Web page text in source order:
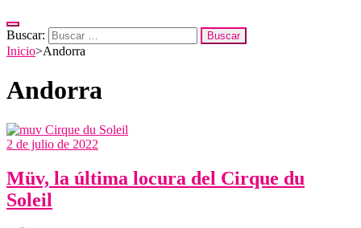
Buscar:
Inicio>Andorra
Andorra
2 de julio de 2022
Müv, la última locura del Cirque du
Soleil